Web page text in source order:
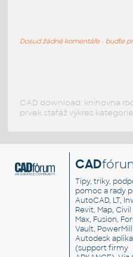
Dosud žádné komentáře - buďte
CAD download: knihovna
prvek stafáž výkres
CAD
Tipy, triky,
pomoc a rady
AutoCAD, LT,
Revit, Map, Civil
Max, Fusion,
Vault,
Autodesk
(support firmy